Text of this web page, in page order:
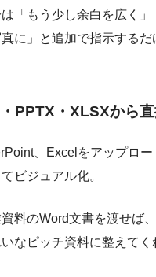
「もう少し余白を広く
に」と追加で指示するだ
PPTX・XLSXから
、Excelをアップロー
ビジュアル化。
料のWord文書を渡せば
なピッチ資料に整えてく